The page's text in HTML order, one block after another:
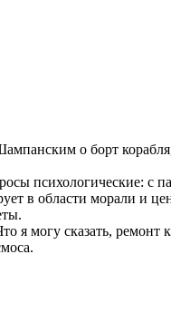
о борт корабля,
психологические: с
в области морали и
могу сказать, ремонт